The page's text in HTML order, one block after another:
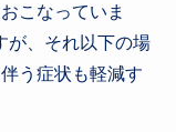
こなっていま
が、それ以下の場
う症状も軽減す